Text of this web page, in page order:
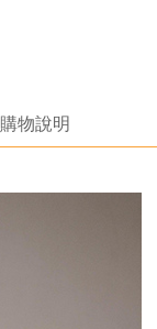
購物說明